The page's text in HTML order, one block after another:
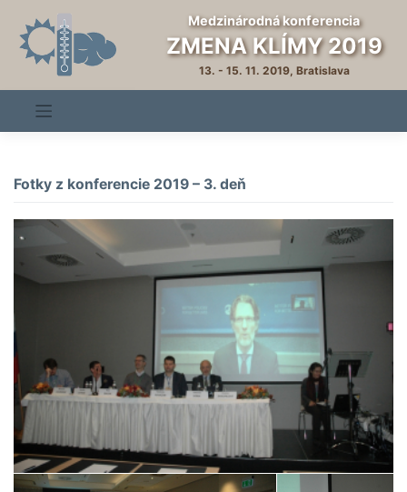
content
Medzinárodná konferencia
ZMENA KLÍMY 2019
13. - 15. 11. 2019, Bratislava
Fotky z konferencie 2019 – 3. deň